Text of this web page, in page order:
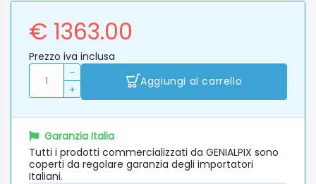
€ 1363.00
Prezzo iva inclusa
-
+
Aggiungi al carrello
Garanzia Italia
Tutti i prodotti commercializzati da GENIALPIX sono
coperti da regolare garanzia degli importatori
Italiani.